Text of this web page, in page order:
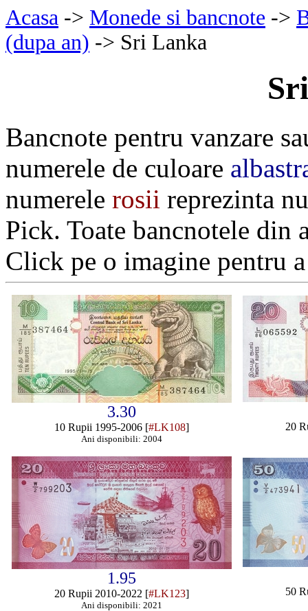
Acasa -> Monede si bancnote ->
(dupa an) -> Sri Lanka
Bancnote pentru vanzare
numerele de culoare
numerele rosii reprezinta
Pick. Toate bancnotele din
Click pe o imagine pentru
3.30
10 Rupii 1995-2006 [#LK108]
Ani disponibili: 2004
20
1.95
20 Rupii 2010-2022 [#LK123]
Ani disponibili: 2021
50